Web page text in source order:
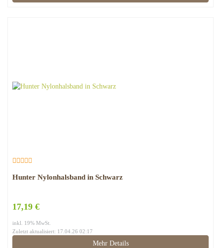
Hunter Nylonhalsband in Schwarz
17,19 €
inkl. 19% MwSt.
Zuletzt aktualisiert: 17.04.26 02:17
Mehr Details